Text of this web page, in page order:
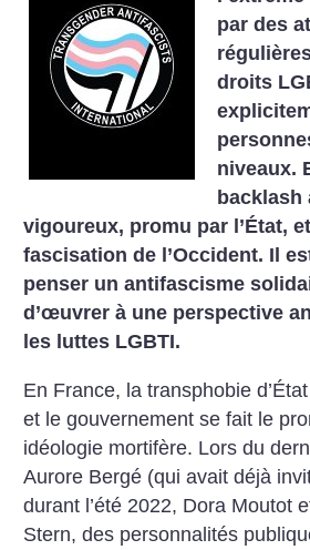
par des
droits
niveaux.
backlash
vigoureux, promu par l’État,
fascisation de l’Occident. Il
penser un antifascisme
d’œuvrer à une perspective
les luttes LGBTI.
En France, la transphobie
et le gouvernement se fait le
idéologie mortifère. Lors du
Aurore Bergé (qui avait déjà
durant l’été 2022, Dora Moutot
Stern, des personnalités